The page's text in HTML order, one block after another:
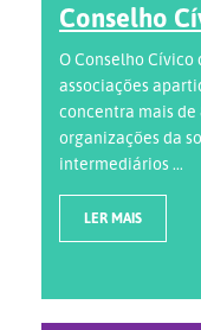
Conselho
O Conselho Cívico
associações
concentra mais
organizações da
intermediários ...
LER MAIS